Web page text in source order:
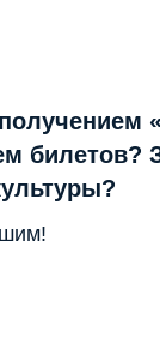
билетов?